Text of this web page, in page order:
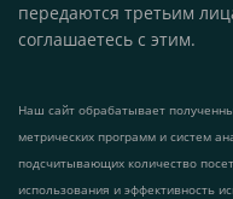
передаются третьим
соглашаетесь с этим.
Наш сайт обрабатывает
метрических программ и систем
подсчитывающих количество
использования и эффективность